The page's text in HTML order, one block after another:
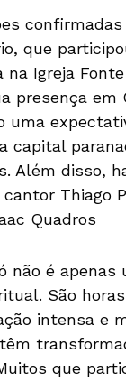
que
na Igreja
presença em
uma
capital
Além disso,
Thiago
Quadros
não é apenas
São
intensa e
que